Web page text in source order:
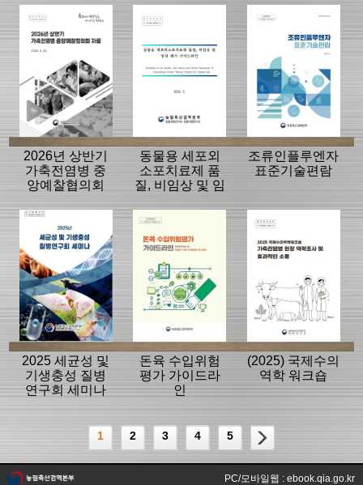
2026년 상반기
가축전염병 중
앙예찰협의회
동물용 세포외
소포치료제 품
질, 비임상 및 임
라인
조류인플루엔자
표준기술편람
2025 세균성 및
기생충성 질병
연구회 세미나
돈육 수입위험
평가 가이드라
인
(2025) 국제수의
역학 워크숍
1 2 3 4 5
PC/모바일웹 : ebook.qia.go.kr